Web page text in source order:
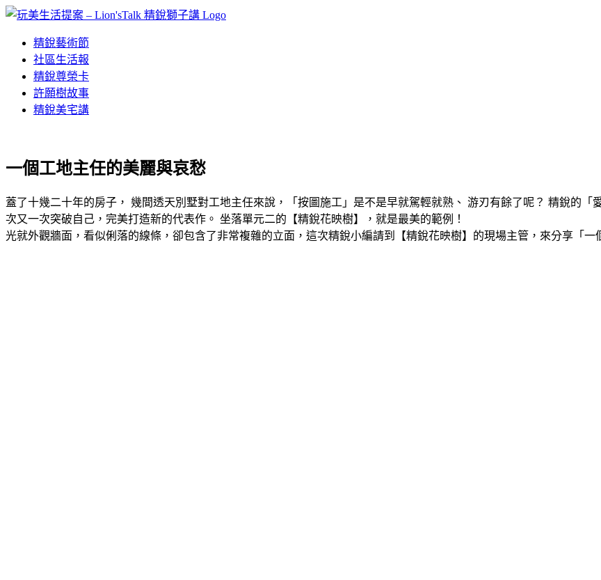
Skip
content
精銳藝術節
社區生活報
精銳尊榮卡
許願樹故事
精銳美宅講
一個工地主任的美麗與哀愁
蓋了十幾二十年的房子， 幾間透天別墅對工地主任來說，「按圖施工」是不是早就駕輕就熟、 游刃有餘了呢？ 精銳的
次又一次突破自己，完美打造新的代表作。 坐落單元二的【精銳花映樹】，就是最美的範例！
光就外觀牆面，看似俐落的線條，卻包含了非常複雜的立面，這次精銳小編請到【精銳花映樹】的現場主管，來分享「一